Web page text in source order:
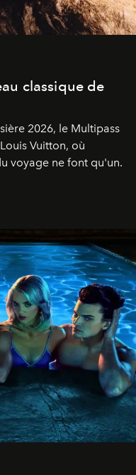
classique de
2026, le Multipass
Vuitton, où
voyage ne font qu'un.